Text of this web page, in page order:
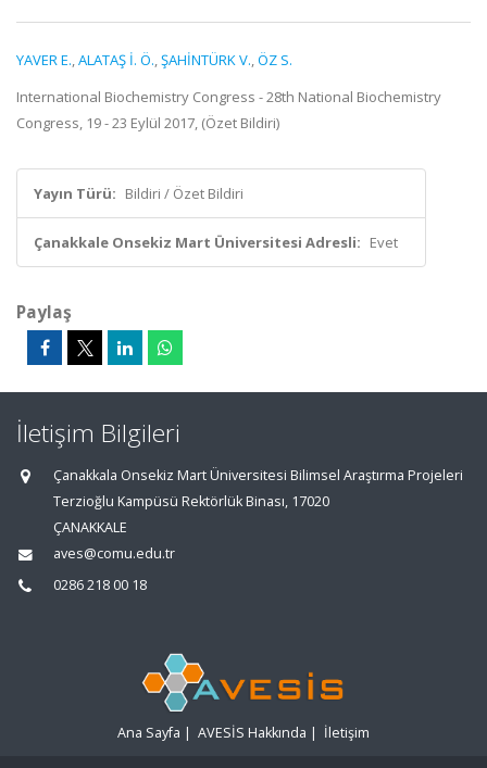
YAVER E.,ALATAŞ İ. Ö.,ŞAHİNTÜRK V.,ÖZ S.
International Biochemistry Congress - 28th National Biochemistry
Congress, 19 - 23 Eylül 2017, (Özet Bildiri)
Yayın Türü: Bildiri / Özet Bildiri
Çanakkale Onsekiz Mart Üniversitesi Adresli: Evet
Paylaş
İletişim Bilgileri
Çanakkala Onsekiz Mart Üniversitesi Bilimsel Araştırma Projeleri
Terzioğlu Kampüsü Rektörlük Binası, 17020
ÇANAKKALE
aves@comu.edu.tr
0286 218 00 18
Ana Sayfa | AVESİS Hakkında | İletişim